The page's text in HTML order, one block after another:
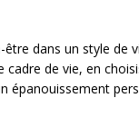
dans un style de
cadre de vie, en
épanouissement